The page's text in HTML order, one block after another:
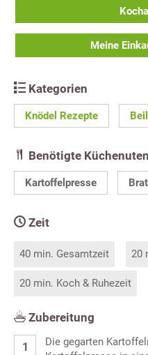
Meine
Kategorien
Knödel Rezepte
Benötigte
Kartoffelpresse
Zeit
40 min. Gesamtzeit 20
20 min. Koch & Ruhezeit
Zubereitung
Die gegarten